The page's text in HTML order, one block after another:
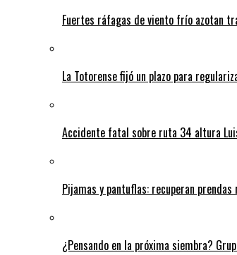
Fuertes ráfagas de viento frío azotan
La Totorense fijó un plazo para
Accidente fatal sobre ruta 34 altura
Pijamas y pantuflas: recuperan
¿Pensando en la próxima siembra?